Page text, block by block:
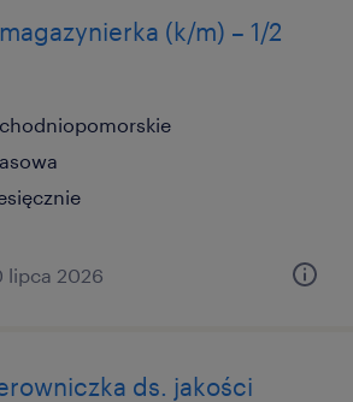
(k/m) – 1/2
lipca 2026
ds. jakości